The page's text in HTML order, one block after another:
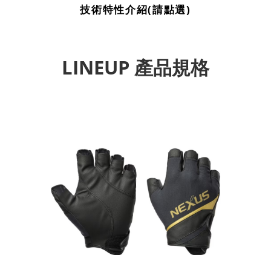
技術特性介紹(請點選)
LINEUP 產品規格